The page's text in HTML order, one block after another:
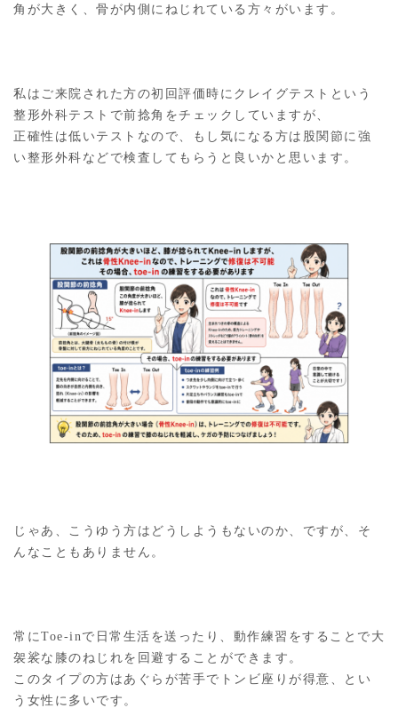
角が大きく、骨が内側にねじれている方々がいます。
私はご来院された方の初回評価時にクレイグテストという
整形外科テストで前捻角をチェックしていますが、
正確性は低いテストなので、もし気になる方は股関節に強
い整形外科などで検査してもらうと良いかと思います。
じゃあ、こうゆう方はどうしようもないのか、ですが、そ
んなこともありません。
常にToe-inで日常生活を送ったり、動作練習をすることで大
袈裟な膝のねじれを回避することができます。
このタイプの方はあぐらが苦手でトンビ座りが得意、とい
う女性に多いです。